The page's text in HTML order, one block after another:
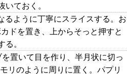
ておく。
るように丁寧にスライスする。お
ドを置き、上からそっと押すと
。
置いて目を作り、半月状に切っ
リのように周りに置く。パプリ